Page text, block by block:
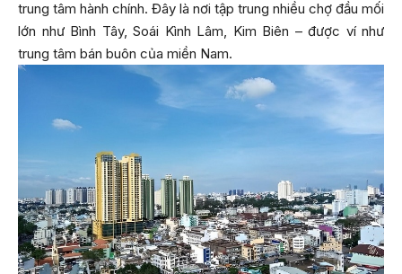
trung tâm hành chính. Đây là nơi tập trung nhiều chợ đầu mối
lớn như Bình Tây, Soái Kình Lâm, Kim Biên – được ví như
trung tâm bán buôn của miền Nam.